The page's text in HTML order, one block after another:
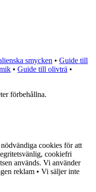
smycken • Guide till
• Guide till olivträ •
förbehållna.
cookies för att
cookiefri
används. Vi använder
reklam • Vi säljer inte